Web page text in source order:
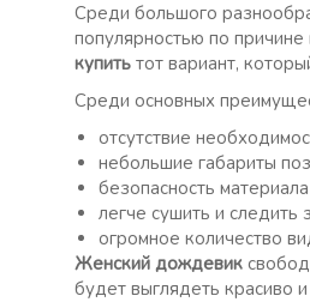
Среди большого
популярностью по
купить тот вариант,
Среди основных
отсутствие
небольшие габариты
безопасность
легче сушить и
огромное количество
Женский дождевик
будет выглядеть красиво